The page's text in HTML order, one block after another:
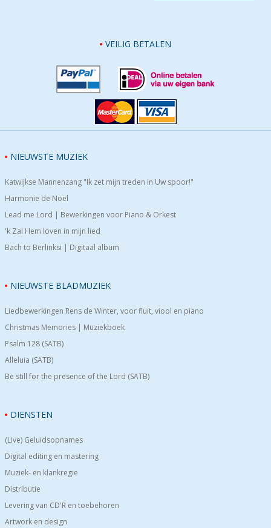
VEILIG BETALEN
NIEUWSTE MUZIEK
Katwijkse Mannenzang "Ik zet mijn treden in Uw spoor!"
Harmonie de Noël
Lead me Lord | Bewerkingen voor Piano & Orkest
'k Zal Hem loven in mijn lied
Bach to Berlinksi | Digitaal album
NIEUWSTE BLADMUZIEK
Liedbewerkingen Rens de Winter, voor fluit, viool en piano
Christmas Memories | Muziekboek
Psalm 128 (SATB)
Alleluia (SATB)
Be still for the presence of the Lord (SATB)
DIENSTEN
(Live) Geluidsopnames
Digital editing en mastering
Muziek- en klankregie
Distributie
Levering van CD'R en toebehoren
Artwork en design